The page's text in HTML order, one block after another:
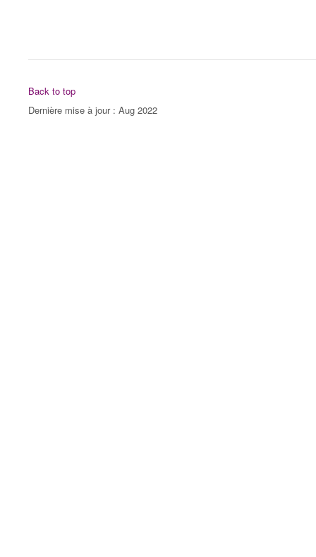
Programme détaillé M1 (.pdf)
Programme détaillé M2 (.pdf)
S1 Univ. Paris Cité
Back to top
Dernière mise à jour : Aug 2022